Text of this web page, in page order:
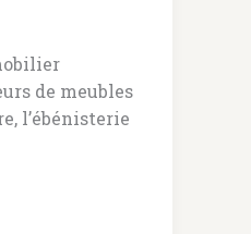
de meubles
l’ébénisterie